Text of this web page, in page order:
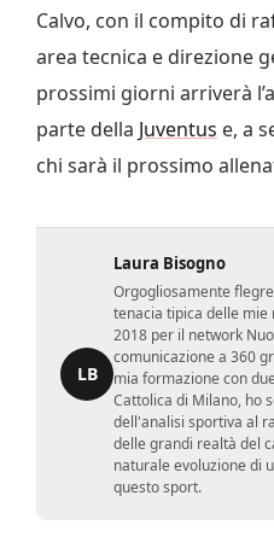
Calvo, con il compito di
area tecnica e direzione
prossimi giorni arriverà
parte della Juventus e, a
chi sarà il prossimo
LB
Laura Bisogno
Orgogliosamente
tenacia tipica delle mie
2018 per il network
comunicazione a 360
mia formazione con
Cattolica di Milano, ho
dell'analisi sportiva al
delle grandi realtà del
naturale evoluzione di
questo sport.